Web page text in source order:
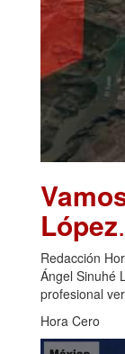
López
Redacción
Ángel Sinuhé
profesional
Hora Cero